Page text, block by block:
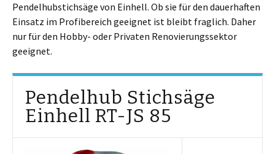
Pendelhubstichsäge von Einhell. Ob sie für den dauerhaften
Einsatz im Profibereich geeignet ist bleibt fraglich. Daher
nur für den Hobby- oder Privaten Renovierungssektor
geeignet.
Pendelhub Stichsäge
Einhell RT-JS 85